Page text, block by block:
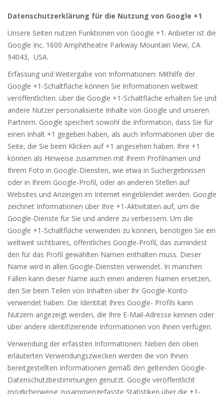
Datenschutzerklärung für die Nutzung von Google +1
Unsere Seiten nutzen Funktionen von Google +1. Anbieter ist die
Google Inc. 1600 Amphitheatre Parkway Mountain View, CA
94043, USA.
Erfassung und Weitergabe von Informationen: Mithilfe der
Google +1-Schaltfläche können Sie Informationen weltweit
veröffentlichen. über die Google +1-Schaltfläche erhalten Sie und
andere Nutzer personalisierte Inhalte von Google und unseren
Partnern. Google speichert sowohl die Information, dass Sie für
einen Inhalt +1 gegeben haben, als auch Informationen über die
Seite, die Sie beim Klicken auf +1 angesehen haben. Ihre +1
können als Hinweise zusammen mit Ihrem Profilnamen und
Ihrem Foto in Google-Diensten, wie etwa in Suchergebnissen
oder in Ihrem Google-Profil, oder an anderen Stellen auf
Websites und Anzeigen im Internet eingeblendet werden. Google
zeichnet Informationen über Ihre +1-Aktivitäten auf, um die
Google-Dienste für Sie und andere zu verbessern. Um die
Google +1-Schaltfläche verwenden zu können, benötigen Sie ein
weltweit sichtbares, öffentliches Google-Profil, das zumindest
den für das Profil gewählten Namen enthalten muss. Dieser
Name wird in allen Google-Diensten verwendet. In manchen
Fällen kann dieser Name auch einen anderen Namen ersetzen,
den Sie beim Teilen von Inhalten über Ihr Google-Konto
verwendet haben. Die Identität Ihres Google- Profils kann
Nutzern angezeigt werden, die Ihre E-Mail-Adresse kennen oder
über andere identifizierende Informationen von Ihnen verfügen.
Verwendung der erfassten Informationen: Neben den oben
erläuterten Verwendungszwecken werden die von Ihnen
bereitgestellten Informationen gemäß den geltenden Google-
Datenschutzbestimmungen genutzt. Google veröffentlicht
möglicherweise zusammengefasste Statistiken über die +1-